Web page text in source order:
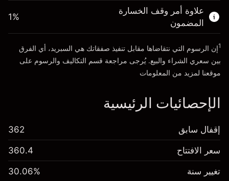
الذهاب إلى المنصة
الذهاب إلى المنصة
علاوة أمر وقف الخسارة
المضمون
1%
1إن الرسوم التي نتقاضاها مقابل تنفيذ صفقاتك هي السبريد، أي الفرق
بين سعري الشراء والبيع. يُرجى مراجعة قسم التكاليف والرسوم على
موقعنا لمزيد من المعلومات
الإحصائيات الرئيسية
إقفال سابق 362
سعر الافتتاح 360.4
تغيير سنة 30.06%